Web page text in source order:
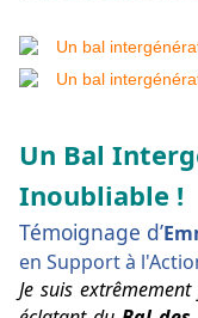
Un Bal
Inoubliable !
Témoignage d’
en Support à
Je suis